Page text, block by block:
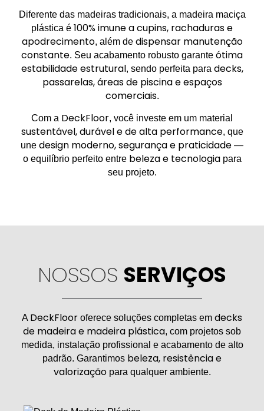
Diferente das madeiras tradicionais, a madeira maciça
plástica é 100% imune a cupins, rachaduras e
apodrecimento, além de dispensar manutenção
constante. Seu acabamento robusto garante ótima
estabilidade estrutural, sendo perfeita para decks,
passarelas, áreas de piscina e espaços
comerciais.
Com a DeckFloor, você investe em um material
sustentável, durável e de alta performance, que
une design moderno, segurança e praticidade —
o equilíbrio perfeito entre beleza e tecnologiapara
seu projeto.
NOSSOS SERVIÇOS
A DeckFloor oferece soluções completas em decks
de madeira e madeira plástica, com projetos sob
medida, instalação profissional e acabamento de alto
padrão. Garantimos beleza, resistência e
valorizaçãopara qualquer ambiente.